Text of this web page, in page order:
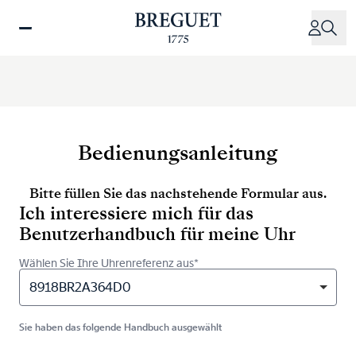
zum
Bedienungsanleitung
Bitte füllen Sie das nachstehende Formular aus.
Ich interessiere mich für das
Benutzerhandbuch für meine Uhr
Wählen Sie Ihre Uhrenreferenz aus*
8918BR2A364D0
Sie haben das folgende Handbuch ausgewählt